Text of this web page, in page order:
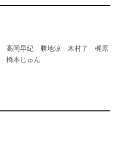
高岡早紀 勝地涼 木村了 梶原
本じゅん